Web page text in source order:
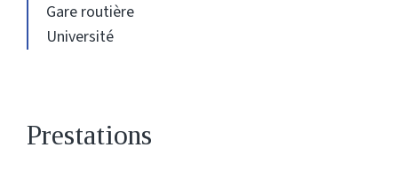
Gare routière
Université
Prestations